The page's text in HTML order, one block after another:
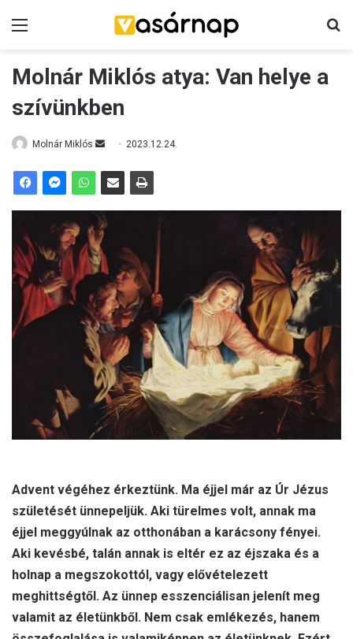
Molnár Miklós atya: Van helye a
szívünkben
Molnár Miklós
n
a
e
m
a
i
l
2023.12.24.
Advent végéhez érkeztünk. Ma éjjel már az Úr Jézus
születését ünnepeljük. Aki türelmes volt, annak ma
éjjel meggyúlnak az otthonában a karácsony fényei.
Aki kevésbé, talán annak is eltér ez az éjszaka és a
holnap a megszokottól, vagy elővételezett
meghittségtől. Az ünnep esszenciálisan jelenít meg
valamit az életünkből. Nem csak emlékezés, hanem